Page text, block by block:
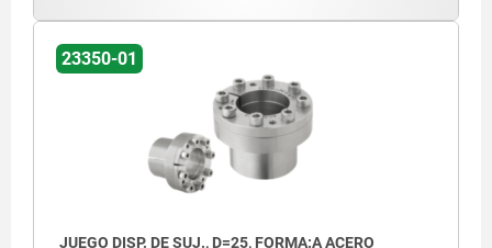
23350-01
JUEGO DISP. DE SUJ., D=25, FORMA:A ACERO